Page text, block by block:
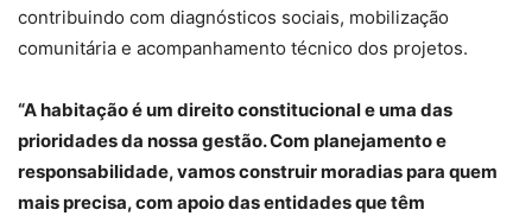
contribuindo com diagnósticos sociais, mobilização
comunitária e acompanhamento técnico dos projetos.
“A habitação é um direito constitucional e uma das
prioridades da nossa gestão. Com planejamento e
responsabilidade, vamos construir moradias para quem
mais precisa, com apoio das entidades que têm